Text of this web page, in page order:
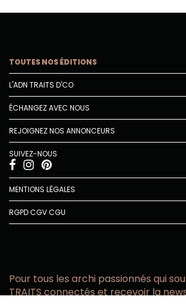
TOUTES NOS ÉDITIONS
L'ADN TRAITS D'CO
ÉCHANGEZ AVEC NOUS
REJOIGNEZ NOS ANNONCEURS
SUIVEZ-NOUS
MENTIONS LÉGALES
RGPDCGVCGU
Pour tous les archi passionnés qui
TRAITS connectés et recevoir la